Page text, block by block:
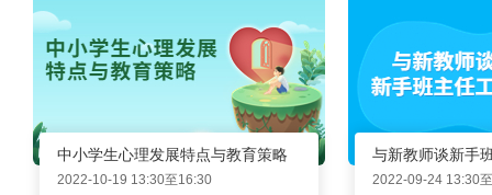
中小学生心理发展特点与教育策略
2022-10-19 13:30至16:30
与新教师谈新手
2022-09-24 13:30